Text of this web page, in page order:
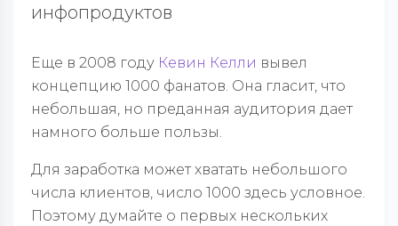
инфопродуктов
Еще в 2008 году Кевин Келли вывел
концепцию 1000 фанатов. Она гласит, что
небольшая, но преданная аудитория дает
намного больше пользы.
Для заработка может хватать небольшого
числа клиентов, число 1000 здесь условное.
Поэтому думайте о первых нескольких